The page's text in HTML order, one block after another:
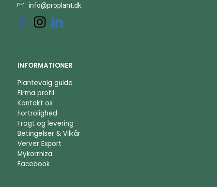
info@proplant.dk
INFORMATIONER
Plantevalg guide
Firma profil
Kontakt os
Fortrolighed
Fragt og levering
Betingelser & Vilkår
Verver Export
Mykorrhiza
Facebook